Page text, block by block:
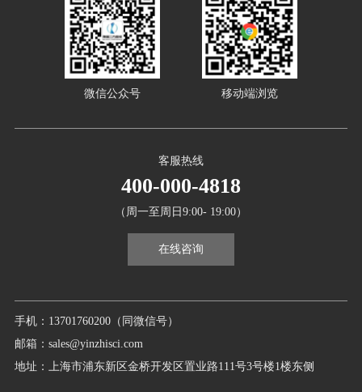
手机：13701760200（同微信号）
邮箱：sales@yinzhisci.com
地址：上海市浦东新区金桥开发区置业路111号3号楼1楼东侧
客服热线
400-000-4818
（周一至周日9:00- 19:00）
在线咨询
微信公众号 移动端浏览